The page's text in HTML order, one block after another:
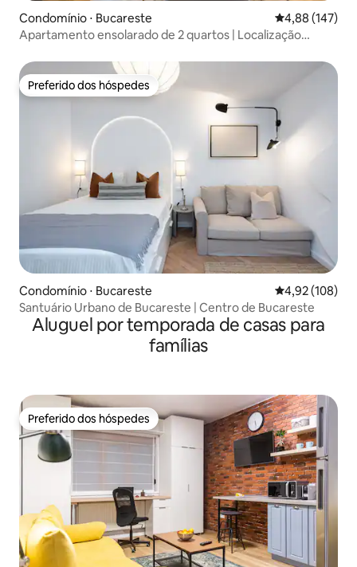
Condomínio ⋅ Bucareste 4,88 de uma
4,88 (147)
Apartamento ensolarado de 2 quartos | Localização
Preferido dos hóspedes
Preferido dos hóspedes
Condomínio ⋅ Bucareste 4,92 de uma
4,92 (108)
Santuário Urbano de Bucareste | Centro de Bucareste
Aluguel por temporada de casas para
famílias
Preferido dos hóspedes
Preferido dos hóspedes